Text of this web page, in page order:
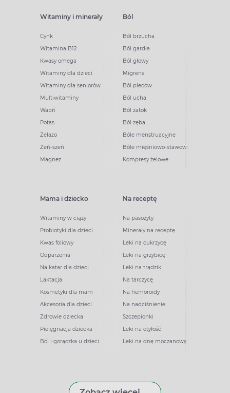
Witaminy i minerały
Cynk
Witamina B12
Kwasy omega
Witaminy dla dzieci
Witaminy dla seniorów
Multiwitaminy
Wapń
Potas
Żelazo
Żeń-szeń
Magnez
Ból
Ból brzucha
Ból gardła
Ból głowy
Migrena
Ból pleców
Ból ucha
Ból zatok
Ból zęba
Bóle menstruacyjne
Bóle mięśniowo-stawowe
Kompresy żelowe
Mama i dziecko
Witaminy w ciąży
Probiotyki dla dzieci
Kwas foliowy
Odparzenia
Na katar dla dzieci
Laktacja
Kosmetyki dla mam
Akcesoria dla dzieci
Zdrowie dziecka
Pielęgnacja dziecka
Ból i gorączka u dzieci
Na receptę
Na pasożyty
Minerały na receptę
Leki na cukrzycę
Leki na grzybicę
Leki na trądzik
Na tarczycę
Na hemoroidy
Na nadciśnienie
Szczepionki
Leki na otyłość
Leki na dnę moczanową